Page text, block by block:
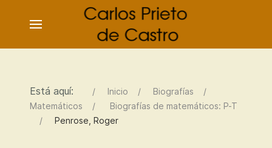
Está aquí: Inicio
Biografías
Matemáticos
Biografías de matemáticos: P-T
Penrose, Roger